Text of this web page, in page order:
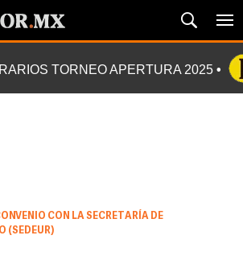
TORNEO APERTURA 2025
CON LA SECRETARÍA DE
(SEDEUR)